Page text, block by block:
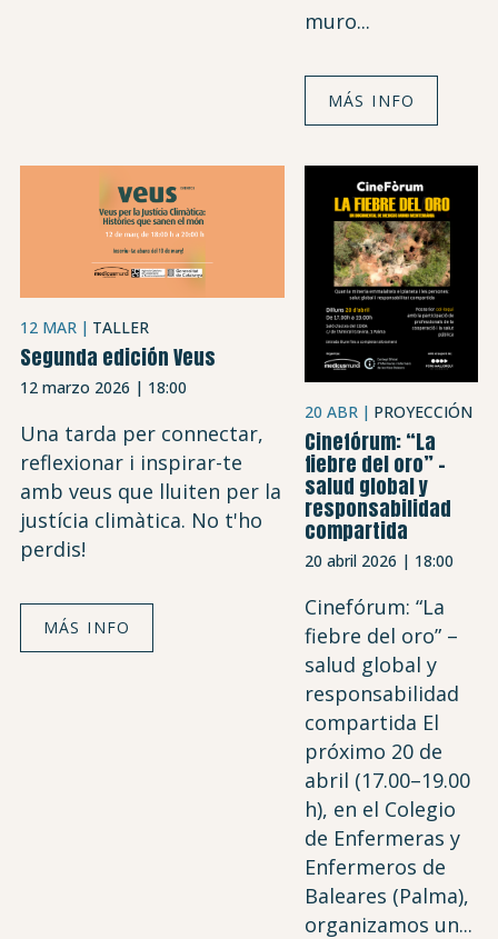
muro...
MÁS INFO
12 MAR TALLER
Segunda edición Veus
12 marzo 2026 | 18:00
Una tarda per connectar,
reflexionar i inspirar-te
amb veus que lluiten per la
justícia climàtica. No t'ho
perdis!
MÁS INFO
20 ABR PROYECCIÓN
Cinefórum: “La
fiebre del oro” –
salud global y
responsabilidad
compartida
20 abril 2026 | 18:00
Cinefórum: “La
fiebre del oro” –
salud global y
responsabilidad
compartida El
próximo 20 de
abril (17.00–19.00
h), en el Colegio
de Enfermeras y
Enfermeros de
Baleares (Palma),
organizamos un...